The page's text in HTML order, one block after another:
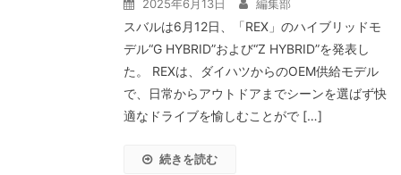
2025年6月13日 編集部
スバルは6月12日、「REX」のハイブリッドモ
デル“G HYBRID”および“Z HYBRID”を発表し
た。 REXは、ダイハツからのOEM供給モデル
で、日常からアウトドアまでシーンを選ばず快
適なドライブを愉しむことがで […]
続きを読む